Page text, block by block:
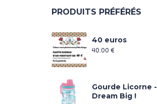
PRODUITS PRÉFÉRÉS
40 euros
40.00 €
Gourde Licorne -
Dream Big !